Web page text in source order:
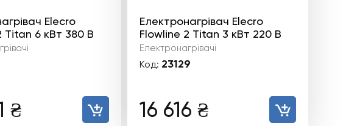
Elecro
Titan 6 кВт 380 В
₴
Електронагрівач Elecro
Flowline 2 Titan 3 кВт 220 В
Електронагрівачі
Код: 23129
16 616 ₴